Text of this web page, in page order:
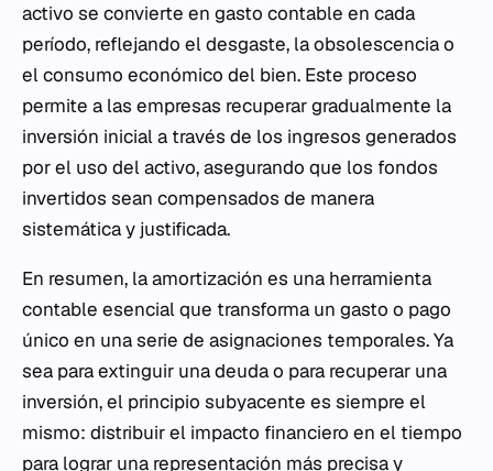
activo se convierte en gasto contable en cada
período, reflejando el desgaste, la obsolescencia o
el consumo económico del bien. Este proceso
permite a las empresas recuperar gradualmente la
inversión inicial a través de los ingresos generados
por el uso del activo, asegurando que los fondos
invertidos sean compensados de manera
sistemática y justificada.
En resumen, la amortización es una herramienta
contable esencial que transforma un gasto o pago
único en una serie de asignaciones temporales. Ya
sea para extinguir una deuda o para recuperar una
inversión, el principio subyacente es siempre el
mismo: distribuir el impacto financiero en el tiempo
para lograr una representación más precisa y